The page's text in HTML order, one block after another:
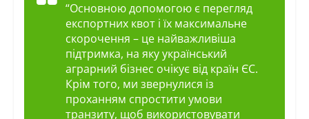
“Основною допомогою є перегляд
експортних квот і їх максимальне
скорочення – це найважливіша
підтримка, на яку український
аграрний бізнес очікує від країн ЄС.
Крім того, ми звернулися із
проханням спростити умови
транзиту, щоб використовувати